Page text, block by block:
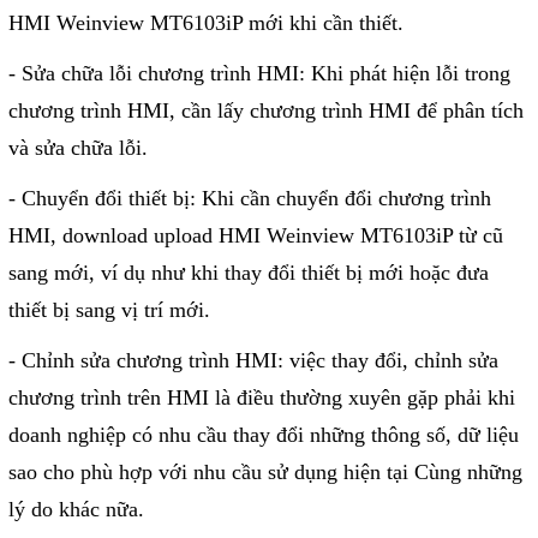
HMI Weinview MT6103iP mới khi cần thiết.
- Sửa chữa lỗi chương trình HMI: Khi phát hiện lỗi trong
chương trình HMI, cần lấy chương trình HMI để phân tích
và sửa chữa lỗi.
- Chuyển đổi thiết bị: Khi cần chuyển đổi chương trình
HMI, download upload HMI Weinview MT6103iP từ cũ
sang mới, ví dụ như khi thay đổi thiết bị mới hoặc đưa
thiết bị sang vị trí mới.
- Chỉnh sửa chương trình HMI: việc thay đổi, chỉnh sửa
chương trình trên HMI là điều thường xuyên gặp phải khi
doanh nghiệp có nhu cầu thay đổi những thông số, dữ liệu
sao cho phù hợp với nhu cầu sử dụng hiện tại Cùng những
lý do khác nữa.
Phụ kiện lắp tủ điện
Giới thiệu
Dịch vụ
Thiết kế phần mềm giám sát
và quản lý
Thiết kế tủ điện công nghiệp
Sửa chữa biến tần
Sửa chữa PLC
Sửa chữa màn hình HMI
Sửa Bộ điều khiển Servo, Bộ
điều khiển motor bước